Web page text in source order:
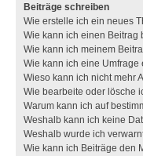
Beiträge schreiben
Wie erstelle ich ein neues
Wie kann ich einen Beitrag
Wie kann ich meinem
Wie kann ich eine Umfrage
Wieso kann ich nicht mehr
Wie bearbeite oder lösche
Warum kann ich auf
Weshalb kann ich keine
Weshalb wurde ich
Wie kann ich Beiträge den